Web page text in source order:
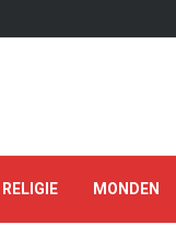
RELIGIE MONDEN